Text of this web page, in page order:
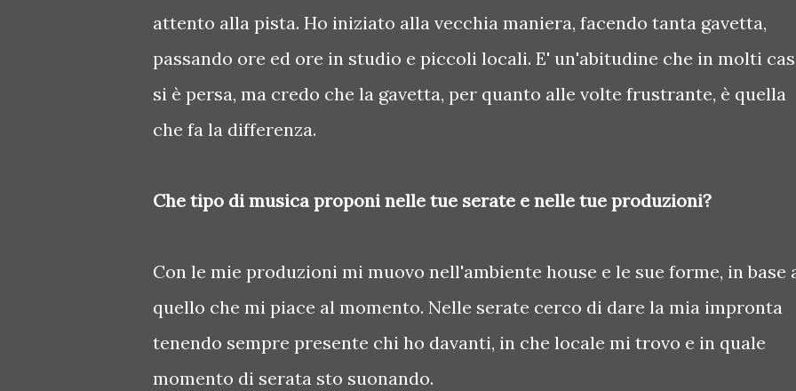
attento alla pista. Ho iniziato alla vecchia maniera, facendo tanta gavetta,
passando ore ed ore in studio e piccoli locali. E' un'abitudine che in molti
si è persa, ma credo che la gavetta, per quanto alle volte frustrante, è quella
che fa la differenza.
Che tipo di musica proponi nelle tue serate e nelle tue produzioni?
Con le mie produzioni mi muovo nell'ambiente house e le sue forme, in base
quello che mi piace al momento. Nelle serate cerco di dare la mia impronta
tenendo sempre presente chi ho davanti, in che locale mi trovo e in quale
momento di serata sto suonando.